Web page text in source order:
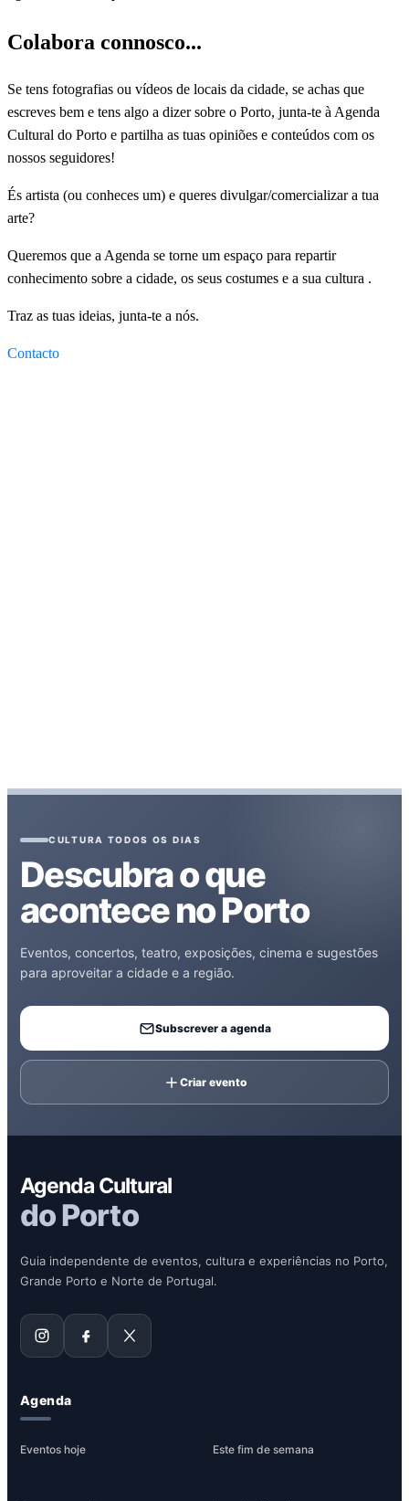
Colabora connosco...
Se tens fotografias ou vídeos de locais da cidade, se achas que
escreves bem e tens algo a dizer sobre o Porto, junta-te à Agenda
Cultural do Porto e partilha as tuas opiniões e conteúdos com os
nossos seguidores!
És artista (ou conheces um) e queres divulgar/comercializar a tua
arte?
Queremos que a Agenda se torne um espaço para repartir
conhecimento sobre a cidade, os seus costumes e a sua cultura .
Traz as tuas ideias, junta-te a nós.
Contacto
CULTURA TODOS OS DIAS
Descubra o que
acontece no Porto
Eventos, concertos, teatro, exposições, cinema e sugestões
para aproveitar a cidade e a região.
Subscrever a agenda
Criar evento
Agenda Cultural
do Porto
Guia independente de eventos, cultura e experiências no Porto,
Grande Porto e Norte de Portugal.
Agenda
Eventos hoje Este fim de semana